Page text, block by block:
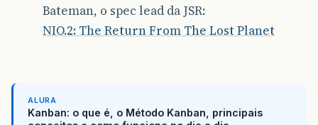
Bateman, o spec lead da JSR:
NIO.2: The Return From The Lost Planet
ALURA
Kanban: o que é, o Método Kanban, principais